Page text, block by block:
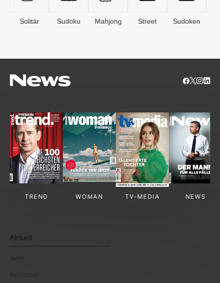
Solitär Sudoku Mahjong Street Sudoken
TREND WOMAN TV-MEDIA NEWS